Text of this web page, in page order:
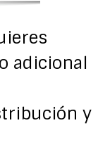
adicional
y